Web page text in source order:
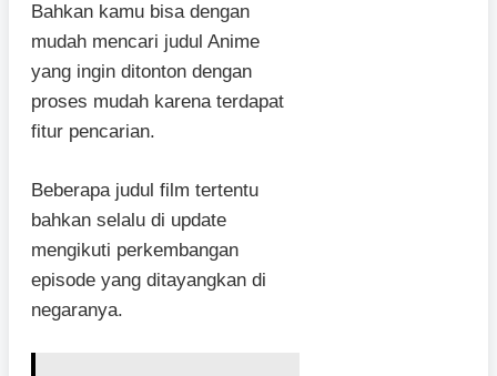
Bahkan kamu bisa dengan
mudah mencari judul Anime
yang ingin ditonton dengan
proses mudah karena terdapat
fitur pencarian.
Beberapa judul film tertentu
bahkan selalu di update
mengikuti perkembangan
episode yang ditayangkan di
negaranya.